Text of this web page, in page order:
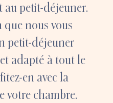
petit-déjeuner.
que nous vous
petit-déjeuner
adapté à tout le
en avec la
votre chambre.